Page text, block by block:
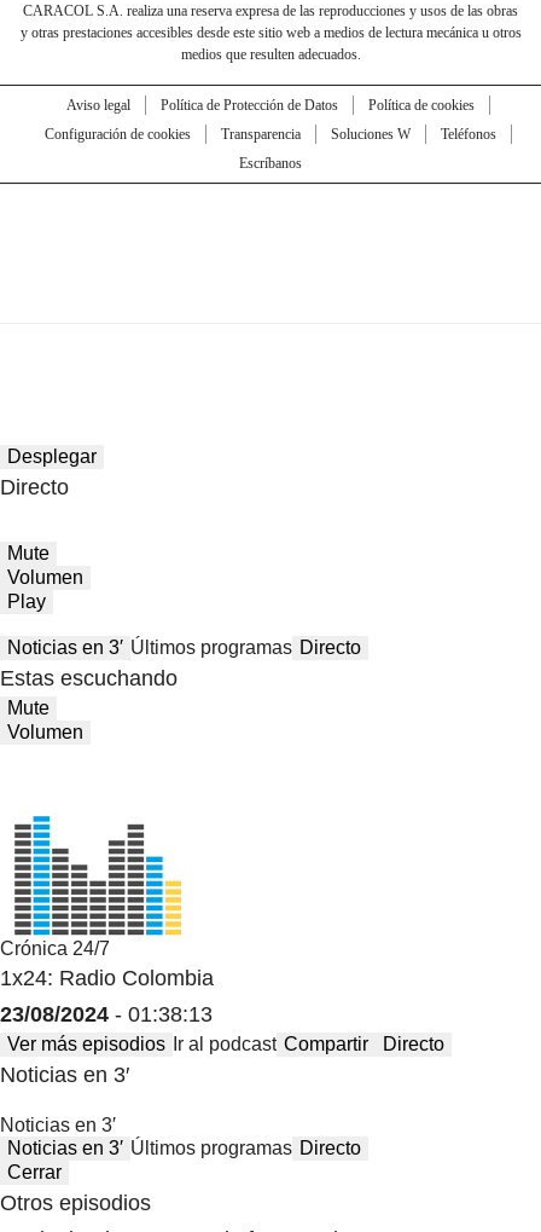
CARACOL S.A. realiza una reserva expresa de las reproducciones y usos de las obras
y otras prestaciones accesibles desde este sitio web a medios de lectura mecánica u otros
medios que resulten adecuados.
Aviso legal Política de Protección de Datos
Política de cookies
Configuración de cookies
Transparencia Soluciones W
Teléfonos
Escríbanos
Desplegar
Directo
Mute
Volumen
Play
Noticias en 3′ Últimos programas Directo
Estas escuchando
Mute
Volumen
Crónica 24/7
1x24: Radio Colombia
23/08/2024 - 01:38:13
Ver más episodios Ir al podcast Compartir Directo
Noticias en 3′
Noticias en 3′
Noticias en 3′ Últimos programas Directo
Cerrar
Otros episodios